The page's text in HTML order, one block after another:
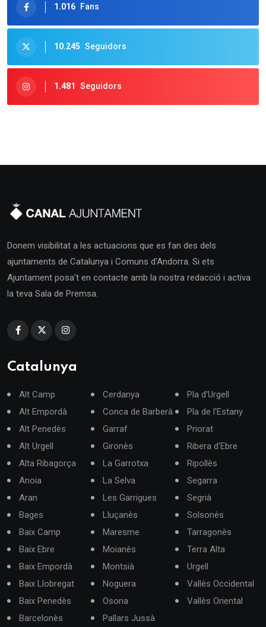
1.016 Fans
10.245 Seguidors
1.481 Seguidors
Donem visibilitat a les actuacions que es fan des dels
ajuntaments de Catalunya i Comuns d'Andorra. Si ets
Ajuntament posa't en contacte amb la nostra redacció i activa
la teva Sala de Premsa.
Catalunya
Alt Camp
Alt Empordà
Alt Penedès
Alt Urgell
Alta Ribagorça
Anoia
Aran
Bages
Baix Camp
Baix Ebre
Baix Empordà
Baix Llobregat
Baix Penedès
Barcelonès
Cerdanya
Conca de Barberà
Garraf
Gironès
La Garrotxa
La Selva
Les Garrigues
Lluçanès
Maresme
Moianès
Montsià
Noguera
Osona
Pallars Jussà
Pla d'Urgell
Pla de l'Estany
Priorat
Ribera d'Ebre
Ripollès
Segarra
Segrià
Solsonès
Tarragonès
Terra Alta
Urgell
Vallès Occidental
Vallès Oriental